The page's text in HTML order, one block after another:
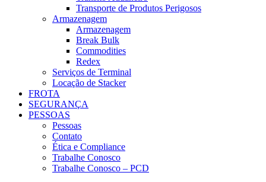
Transporte de Produtos Perigosos
Armazenagem
Armazenagem
Break Bulk
Commodities
Redex
Serviços de Terminal
Locação de Stacker
FROTA
SEGURANÇA
PESSOAS
Pessoas
Contato
Ética e Compliance
Trabalhe Conosco
Trabalhe Conosco – PCD